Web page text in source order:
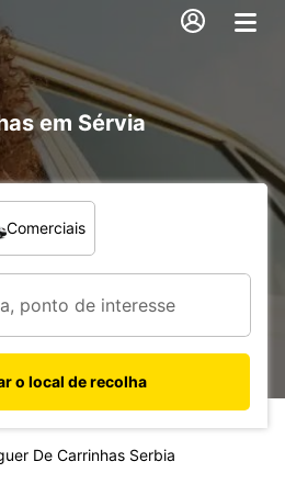
em Sérvia
Comerciais
o local de recolha
De Carrinhas Serbia